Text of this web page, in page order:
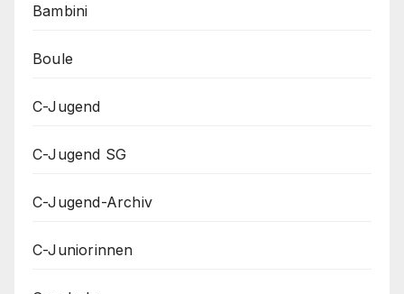
Bambini
Boule
C-Jugend
C-Jugend SG
C-Jugend-Archiv
C-Juniorinnen